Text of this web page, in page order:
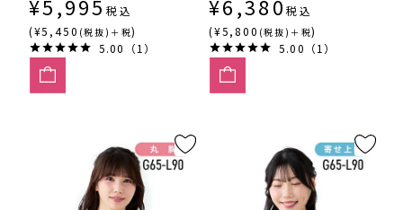
¥5,995 税込
(¥5,450 (税抜)＋税)
5.00（1）
¥6,380 税込
(¥5,800 (税抜)＋税)
5.00（1）